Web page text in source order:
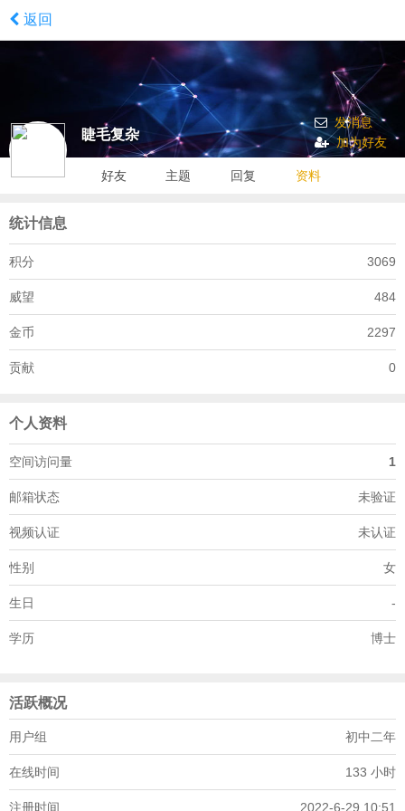
返回
睫毛复杂
发消息
加为好友
好友 主题 回复 资料
统计信息
积分 3069
威望 484
金币 2297
贡献 0
个人资料
空间访问量 1
邮箱状态 未验证
视频认证 未认证
性别 女
生日 -
学历 博士
活跃概况
用户组 初中二年
在线时间 133 小时
注册时间 2022-6-29 10:51